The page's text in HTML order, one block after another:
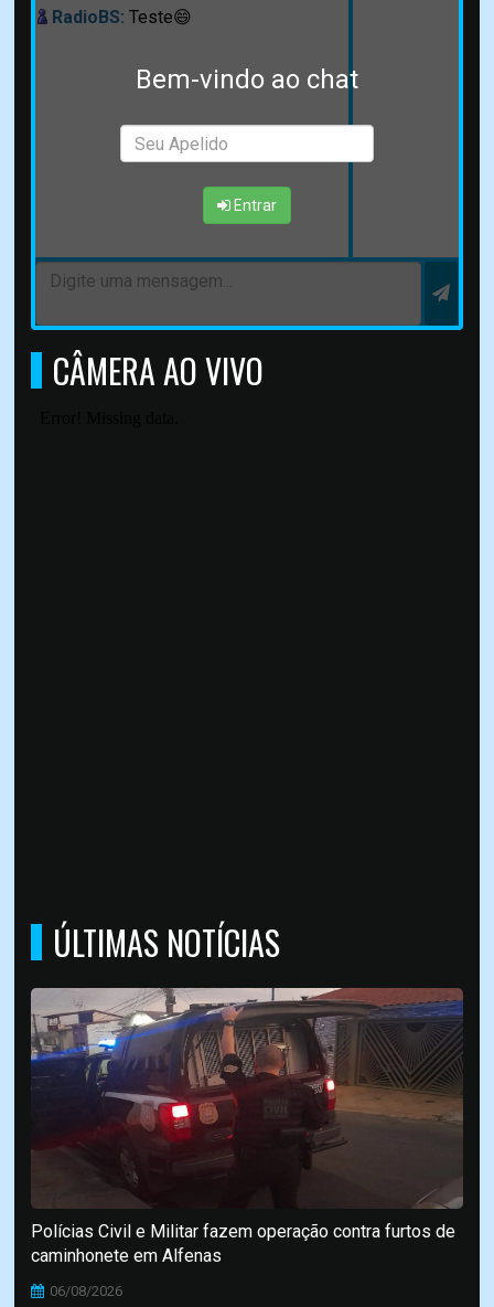
Bem-vindo ao chat
Entrar
RadioBS: Teste😄
CÂMERA AO VIVO
ÚLTIMAS NOTÍCIAS
Polícias Civil e Militar fazem operação contra furtos de
caminhonete em Alfenas
06/08/2026